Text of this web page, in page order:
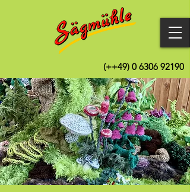
(++49) 0 6306 92190